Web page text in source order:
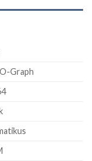
Graph